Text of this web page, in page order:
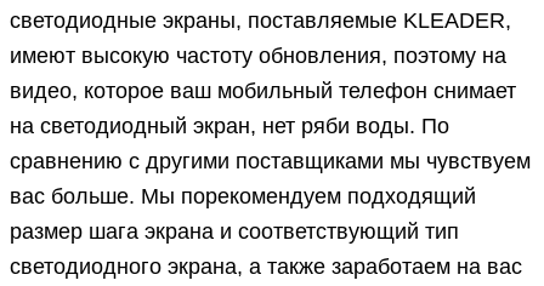
светодиодные экраны, поставляемые KLEADER,
имеют высокую частоту обновления, поэтому на
видео, которое ваш мобильный телефон снимает
на светодиодный экран, нет ряби воды. По
сравнению с другими поставщиками мы чувствуем
вас больше. Мы порекомендуем подходящий
размер шага экрана и соответствующий тип
светодиодного экрана, а также заработаем на вас